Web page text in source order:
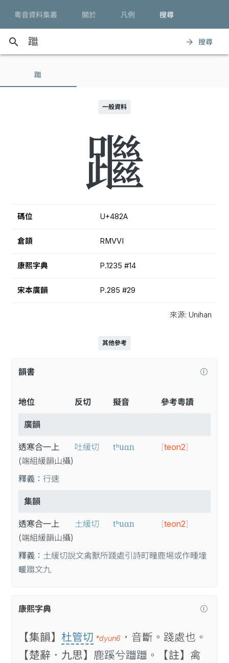
粵音資料集叢 關於 凡例 搜尋
search arrow_forward 搜尋
䠪
一般資料
䠪
碼位 U+482A
倉頡 RMVVI
康熙字典 P.1235 #14
宋本廣韻 P.285 #29
來源: Unihan
其他參考
韻書
地位 反切 擬音 參考粵讀
廣韻
透寒合一上
(端組緩韻山攝)
吐緩切 tʰuɑn [teon2]
釋義： 行速
集韻
透寒合一上
(端組緩韻山攝)
土緩切 tʰuɑn [teon2]
釋義： 土緩切說文禽獸所踐處引詩町疃鹿埸或作畽墥
𤲫䠪文九
康熙字典
【集韻】 杜管切 *dyun6 ，音斷。踐處也。
【楚辭．九思】 鹿蹊兮躖躖。 【註】 禽